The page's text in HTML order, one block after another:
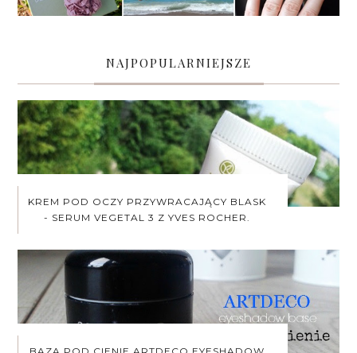
NAJPOPULARNIEJSZE
KREM POD OCZY PRZYWRACAJĄCY BLASK
- SERUM VEGETAL 3 Z YVES ROCHER.